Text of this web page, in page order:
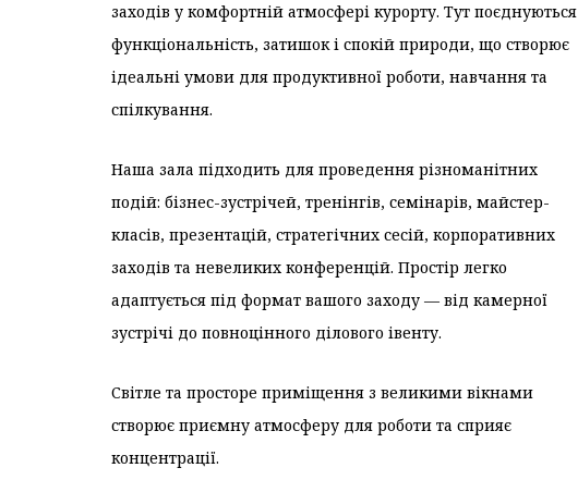
заходів у комфортній атмосфері курорту. Тут поєднуються
функціональність, затишок і спокій природи, що створює
ідеальні умови для продуктивної роботи, навчання та
спілкування.
Наша зала підходить для проведення різноманітних
подій: бізнес-зустрічей, тренінгів, семінарів, майстер-
класів, презентацій, стратегічних сесій, корпоративних
заходів та невеликих конференцій. Простір легко
адаптується під формат вашого заходу — від камерної
зустрічі до повноцінного ділового івенту.
Світле та просторе приміщення з великими вікнами
створює приємну атмосферу для роботи та сприяє
концентрації.